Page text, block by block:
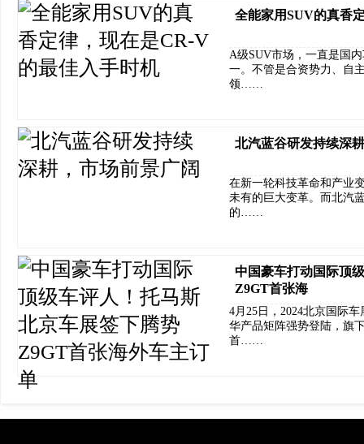
全能家用SUV的真香
A级SUV市场，一直是国
一。不管是合资势力、自
领……
北汽蓝谷研发持续深
在新一轮科技革命和产业
未有的巨大变革。而北汽
的……
中国豪车打动国际顶
Z9GT首张海
4月25日，2024北京国际
华产品矩阵强势登陆，旗
首……